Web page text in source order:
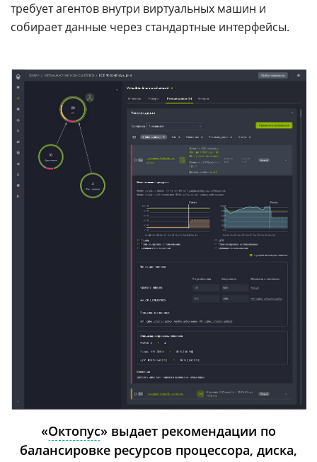
требует агентов внутри виртуальных машин и
собирает данные через стандартные интерфейсы.
«Октопус» выдает рекомендации по
балансировке ресурсов процессора, диска,